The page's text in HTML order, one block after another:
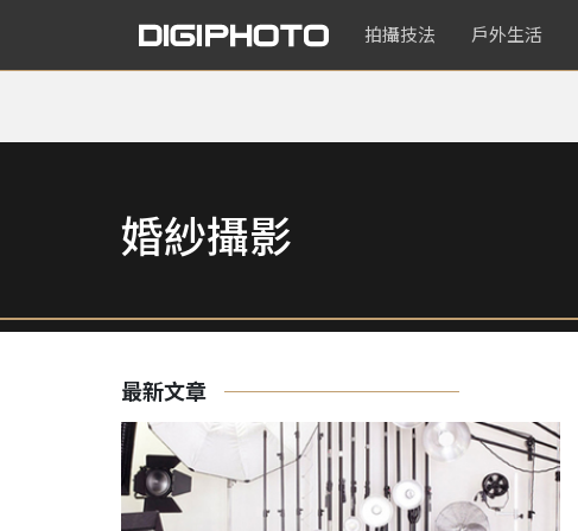
拍攝技法 戶外生活
婚紗攝影
最新文章